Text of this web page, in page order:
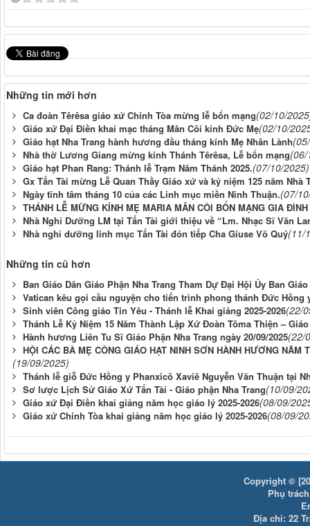
Những tin mới hơn
Ca đoàn Têrêsa giáo xứ Chính Tòa mừng lễ bổn mạng(02/10/
Giáo xứ Đại Điền khai mạc tháng Mân Côi kính Đức Mẹ(02/10/
Giáo hạt Nha Trang hành hương đầu tháng kính Mẹ Nhân Lành
Nhà thờ Lương Giang mừng kính Thánh Têrêsa, Lễ bổn mạng
Giáo hạt Phan Rang: Thánh lễ Trạm Năm Thánh 2025.(07/10/2025)
Gx Tấn Tài mừng Lễ Quan Thầy Giáo xứ và kỷ niệm 125 năm Nhà
Ngày tĩnh tâm tháng 10 của các Linh mục miền Ninh Thuận.(07/
THÁNH LỄ MỪNG KÍNH MẸ MARIA MÂN CÔI BỔN MẠNG GIA
Nhà Nghỉ Dưỡng LM tại Tấn Tài giới thiệu về “Lm. Nhạc Sĩ Văn
Nhà nghỉ dưỡng linh mục Tấn Tài đón tiếp Cha Giuse Võ Quý(11/
Những tin cũ hơn
Ban Giáo Dân Giáo Phận Nha Trang Tham Dự Đại Hội Ủy Ban
Vatican kêu gọi cầu nguyện cho tiến trình phong thánh Đức Hồng
Sinh viên Công giáo Tin Yêu - Thánh lễ Khai giảng 2025-2026(22/
Thánh Lễ Kỷ Niệm 15 Năm Thành Lập Xứ Đoàn Tôma Thiện –
Hành hương Liên Tu Sĩ Giáo Phận Nha Trang ngày 20/09/2025(22/
HỘI CÁC BÀ MẸ CÔNG GIÁO HẠT NINH SƠN HÀNH HƯƠNG NĂM
(19/09/2025)
Thánh lễ giỗ Đức Hồng y Phanxicô Xaviê Nguyễn Văn Thuận tại
Sơ lược Lịch Sử Giáo Xứ Tấn Tài - Giáo phận Nha Trang(10/09/
Giáo xứ Đại Điền khai giảng năm học giáo lý 2025-2026(08/09/
Giáo xứ Chính Tòa khai giảng năm học giáo lý 2025-2026(08/09/
Copyright ©
Phụ
Địa chỉ: 22